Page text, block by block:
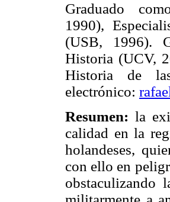
Graduado
1990),
(USB, 1996).
Historia (UCV,
Historia de
electrónico:
Resumen: la
calidad en la
holandeses,
con ello en
obstaculizando